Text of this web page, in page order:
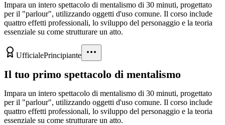
Impara un intero spettacolo di mentalismo di 30 minuti, progettato
per il "parlour", utilizzando oggetti d'uso comune. Il corso include
quattro effetti professionali, lo sviluppo del personaggio e la teoria
essenziale su come strutturare un atto.
UfficialePrincipiante
Il tuo primo spettacolo di mentalismo
Impara un intero spettacolo di mentalismo di 30 minuti, progettato
per il "parlour", utilizzando oggetti d'uso comune. Il corso include
quattro effetti professionali, lo sviluppo del personaggio e la teoria
essenziale su come strutturare un atto.